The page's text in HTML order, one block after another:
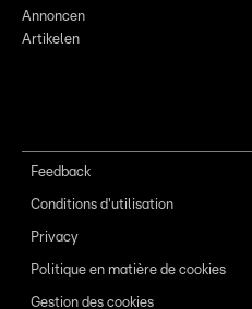
Annoncen
Artikelen
Feedback
Conditions d'utilisation
Privacy
Politique en matière de cookies
Gestion des cookies